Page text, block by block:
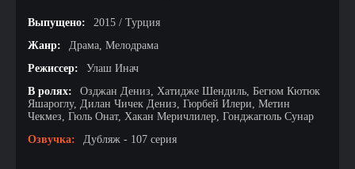
Выпущено:
2015 / Турция
Жанр:
Драма, Мелодрама
Режиссер:
Улаш Инач
В ролях:
Озджан Дениз, Хатидже Шендиль, Бегюм Кютюк
Яшароглу, Дилан Чичек Дениз, Гюрбей Илери, Метин
Чекмез, Гюль Онат, Хакан Меричлилер, Гонджагюль Сунар
Озвучка:
Дубляж - 107 серия